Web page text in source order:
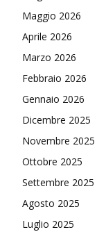
Maggio 2026
Aprile 2026
Marzo 2026
Febbraio 2026
Gennaio 2026
Dicembre 2025
Novembre 2025
Ottobre 2025
Settembre 2025
Agosto 2025
Luglio 2025